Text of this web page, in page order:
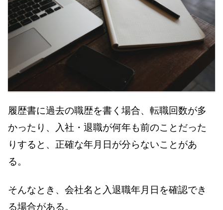
履歴書に過去の職歴を書く場合、転職回数が多
かったり、入社・退職が何年も前のことだった
りすると、正確な年月日が分らないことがあ
る。
そんなとき、会社名と入退職年月日を確認でき
る場合がある。